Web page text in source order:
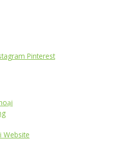
Pinterest
Website